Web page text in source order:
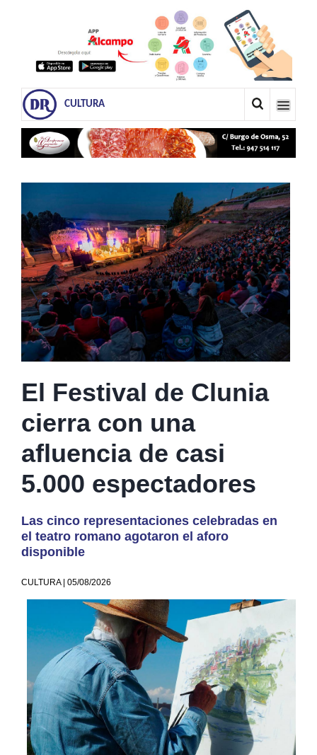
CULTURA
El Festival de Clunia
cierra con una
afluencia de casi
5.000 espectadores
Las cinco representaciones celebradas en
el teatro romano agotaron el aforo
disponible
CULTURA | 05/08/2026